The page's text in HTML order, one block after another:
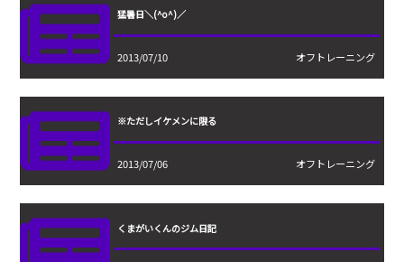
猛暑日＼(^o^)／
2013/07/10 オフトレーニング
※ただしイケメンに限る
2013/07/06 オフトレーニング
くまがいくんのジム日記